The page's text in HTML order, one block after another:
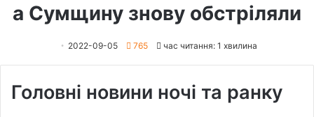
а Сумщину знову обстріляли
2022-09-05 765 час читання: 1 хвилина
Головні новини ночі та ранку